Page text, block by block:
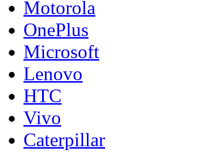
Motorola
OnePlus
Microsoft
Lenovo
HTC
Vivo
Caterpillar